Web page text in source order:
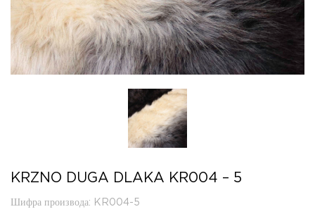
KRZNO DUGA DLAKA KR004 – 5
Шифра производа: KR004-5